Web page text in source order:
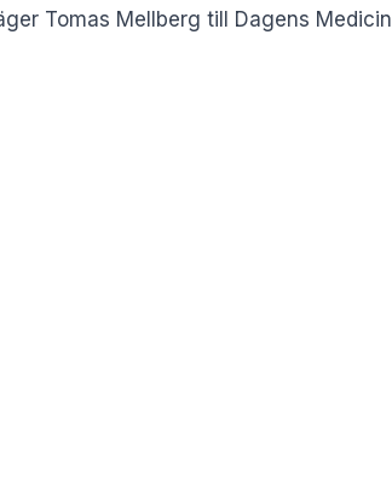
Tomas Mellberg till Dagens Medicin